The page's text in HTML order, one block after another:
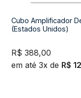
Cubo Amplificador
(Estados Unidos)
R$ 388,00
em até 3x de R$